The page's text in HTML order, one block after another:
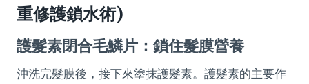
重修護鎖水術)
護髮素閉合毛鱗片：鎖住髮膜營養
沖洗完髮膜後，接下來塗抹護髮素。護髮素的主要作